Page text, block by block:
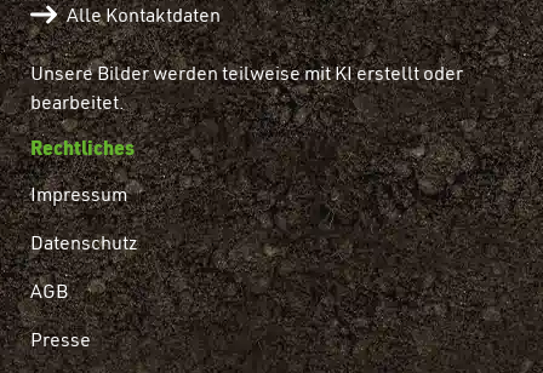
Alle Kontaktdaten
Unsere Bilder werden teilweise mit KI erstellt oder
bearbeitet.
Rechtliches
Impressum
Datenschutz
AGB
Presse